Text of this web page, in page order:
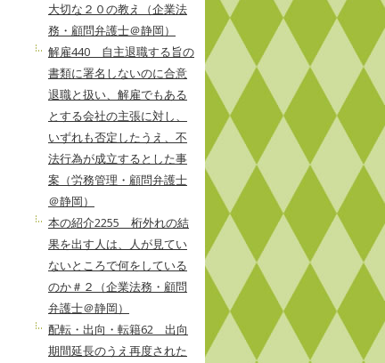
大切な２０の教え（企業法
務・顧問弁護士＠静岡）
解雇440 自主退職する旨の
書類に署名しないのに合意
退職と扱い、解雇でもある
とする会社の主張に対し、
いずれも否定したうえ、不
法行為が成立するとした事
案（労務管理・顧問弁護士
＠静岡）
本の紹介2255 桁外れの結
果を出す人は、人が見てい
ないところで何をしている
のか＃２（企業法務・顧問
弁護士＠静岡）
配転・出向・転籍62 出向
期間延長のうえ再度された